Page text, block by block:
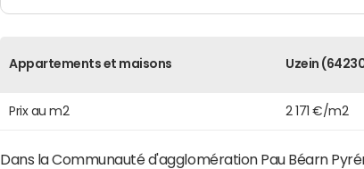
Appartements et maisons Uzein
Prix au m2 2 171 €/m2
Dans la Communauté d'agglomération Pau Béarn